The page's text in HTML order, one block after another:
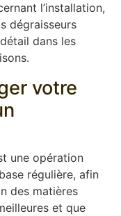
l’installation,
dégraisseurs
dans les
votre
une opération
régulière, afin
des matières
et que